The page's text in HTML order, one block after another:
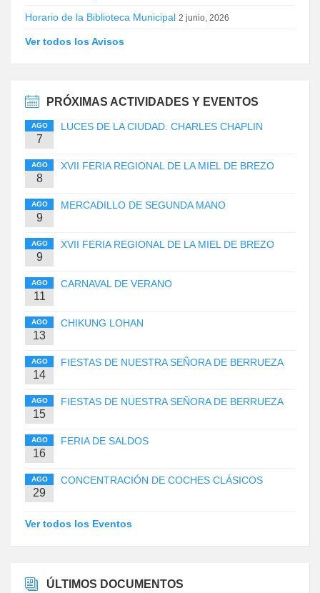
Horario de la Biblioteca Municipal 2 junio, 2026
Ver todos los Avisos
PRÓXIMAS ACTIVIDADES Y EVENTOS
AGO
7
LUCES DE LA CIUDAD. CHARLES CHAPLIN
AGO
8
XVII FERIA REGIONAL DE LA MIEL DE BREZO
AGO
9
MERCADILLO DE SEGUNDA MANO
AGO
9
XVII FERIA REGIONAL DE LA MIEL DE BREZO
AGO
11
CARNAVAL DE VERANO
AGO
13
CHIKUNG LOHAN
AGO
14
FIESTAS DE NUESTRA SEÑORA DE BERRUEZA
AGO
15
FIESTAS DE NUESTRA SEÑORA DE BERRUEZA
AGO
16
FERIA DE SALDOS
AGO
29
CONCENTRACIÓN DE COCHES CLÁSICOS
Ver todos los Eventos
ÚLTIMOS DOCUMENTOS